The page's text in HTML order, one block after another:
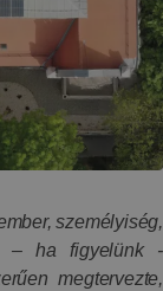
személyiség,
– ha figyelünk -
megtervezte,